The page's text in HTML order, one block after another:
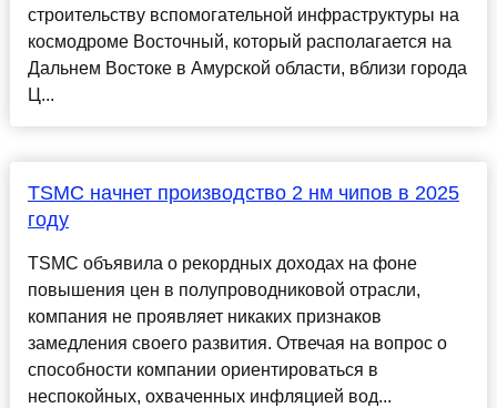
строительству вспомогательной инфраструктуры на
космодроме Восточный, который располагается на
Дальнем Востоке в Амурской области, вблизи города
Ц...
TSMC начнет производство 2 нм чипов в 2025
году
TSMC объявила о рекордных доходах на фоне
повышения цен в полупроводниковой отрасли,
компания не проявляет никаких признаков
замедления своего развития. Отвечая на вопрос о
способности компании ориентироваться в
неспокойных, охваченных инфляцией вод...